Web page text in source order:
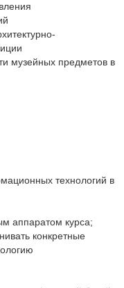
музейных предметов в
технологий в
аппаратом курса;
конкретные